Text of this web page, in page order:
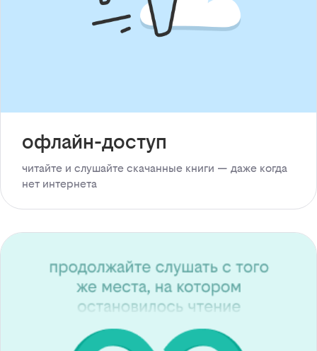
офлайн-доступ
читайте и слушайте скачанные книги — даже когда
нет интернета